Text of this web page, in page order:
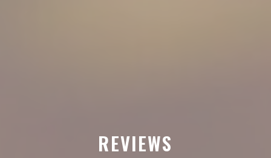
REVIEWS